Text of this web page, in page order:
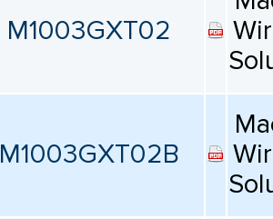
M1003GXT02
M1003GXT02B